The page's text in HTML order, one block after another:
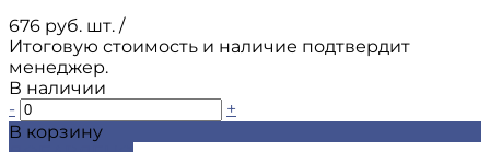
676 руб. шт. /
Итоговую стоимость и наличие подтвердит
менеджер.
В наличии
-
+
В корзину